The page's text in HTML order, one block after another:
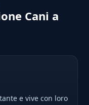
Cani a
e vive con loro